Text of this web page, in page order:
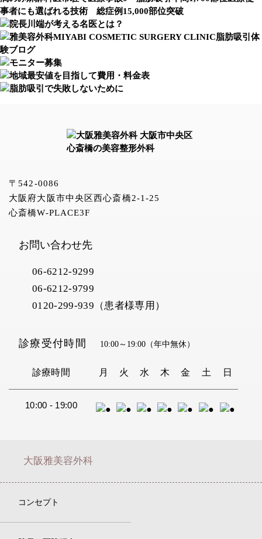
〒542-0086
大阪府大阪市中央区西心斎橋2-1-25
心斎橋W-PLACE3F
お問い合わせ先
06-6212-9299
06-6212-9799
0120-299-939（患者様専用）
診療受付時間 10:00～19:00 （年中無休）
診療時間 月 火 水 木 金 土 日
10:00 - 19:00
大阪雅美容外科
コンセプト